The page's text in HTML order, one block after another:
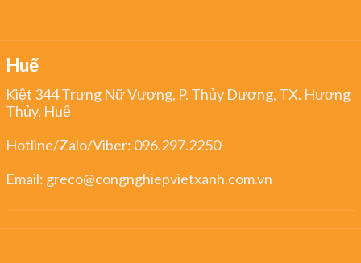
Huế
Kiệt 344 Trưng Nữ Vương, P. Thủy Dương, TX. Hương
Thủy, Huế
Hotline/Zalo/Viber: 096.297.2250
Email: greco@congnghiepvietxanh.com.vn